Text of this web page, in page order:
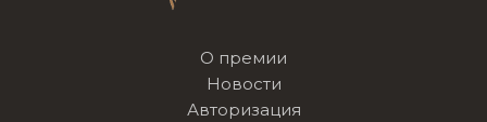
О премии
Новости
Авторизация